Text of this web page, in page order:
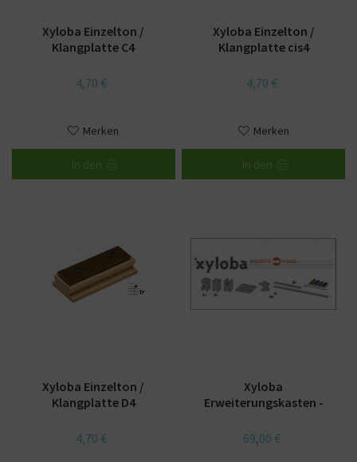
Xyloba Einzelton /
Klangplatte C4
4,70 €
Merken
In den
Xyloba Einzelton /
Klangplatte cis4
4,70 €
Merken
In den
Xyloba Einzelton /
Klangplatte D4
4,70 €
Xyloba
Erweiterungskasten -
69,00 €